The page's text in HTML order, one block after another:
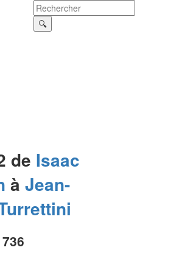
de Isaac
à Jean-